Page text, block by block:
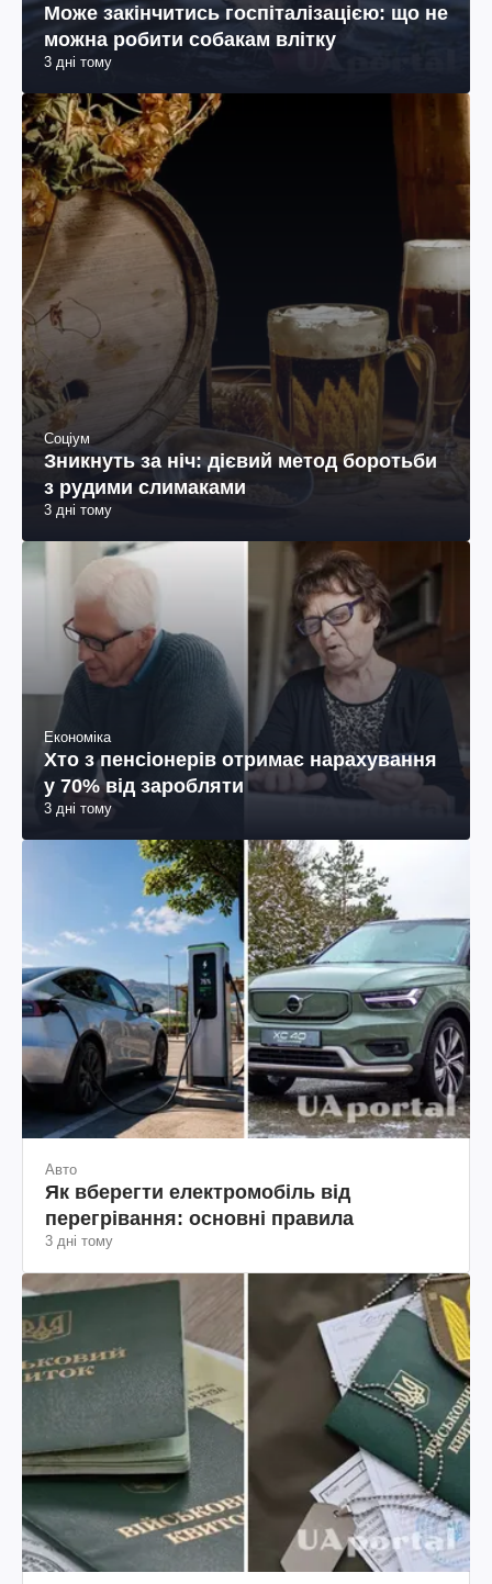
Може закінчитись госпіталізацією: що не
можна робити собакам влітку
3 дні тому
Соціум
Зникнуть за ніч: дієвий метод боротьби
з рудими слимаками
3 дні тому
Економіка
Хто з пенсіонерів отримає нарахування
у 70% від заробляти
3 дні тому
Авто
Як вберегти електромобіль від
перегрівання: основні правила
3 дні тому